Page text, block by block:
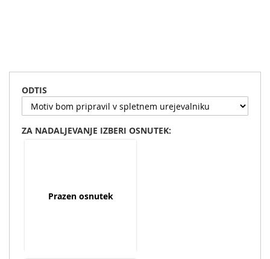
začetek
galerije
ODTIS
ZA NADALJEVANJE IZBERI OSNUTEK:
Prazen osnutek